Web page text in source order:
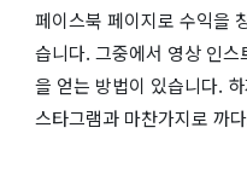
페이스북 페이지로 수익을
습니다. 그중에서 영상 인
을 얻는 방법이 있습니다.
스타그램과 마찬가지로 까